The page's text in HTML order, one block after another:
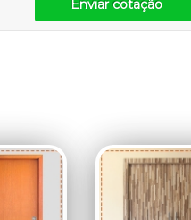
Enviar cotação